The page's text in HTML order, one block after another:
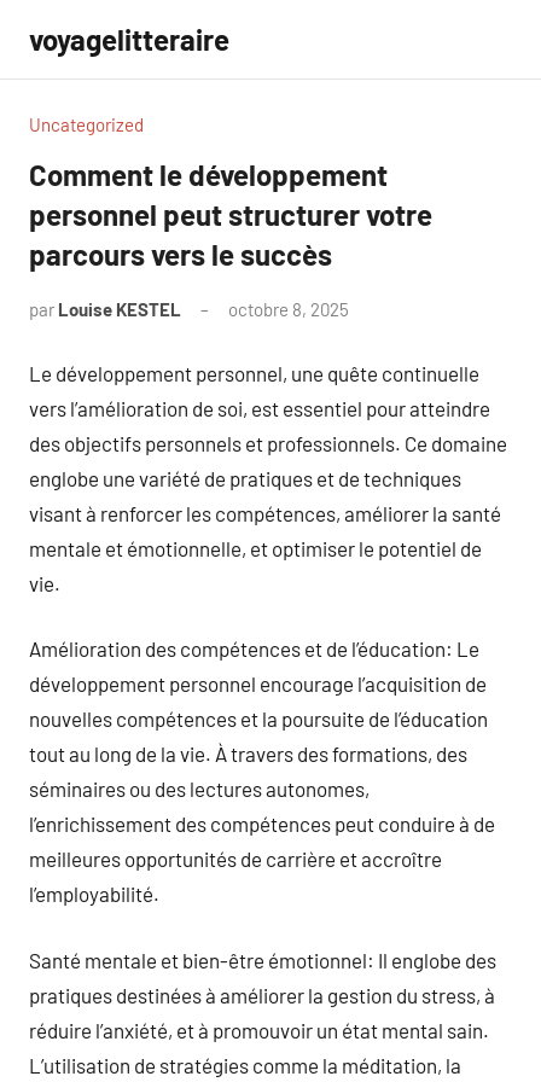
contenu
voyagelitteraire
Uncategorized
Comment le développement
personnel peut structurer votre
parcours vers le succès
par Louise KESTEL octobre 8, 2025
Le développement personnel, une quête continuelle
vers l’amélioration de soi, est essentiel pour atteindre
des objectifs personnels et professionnels. Ce domaine
englobe une variété de pratiques et de techniques
visant à renforcer les compétences, améliorer la santé
mentale et émotionnelle, et optimiser le potentiel de
vie.
Amélioration des compétences et de l’éducation: Le
développement personnel encourage l’acquisition de
nouvelles compétences et la poursuite de l’éducation
tout au long de la vie. À travers des formations, des
séminaires ou des lectures autonomes,
l’enrichissement des compétences peut conduire à de
meilleures opportunités de carrière et accroître
l’employabilité.
Santé mentale et bien-être émotionnel: Il englobe des
pratiques destinées à améliorer la gestion du stress, à
réduire l’anxiété, et à promouvoir un état mental sain.
L’utilisation de stratégies comme la méditation, la